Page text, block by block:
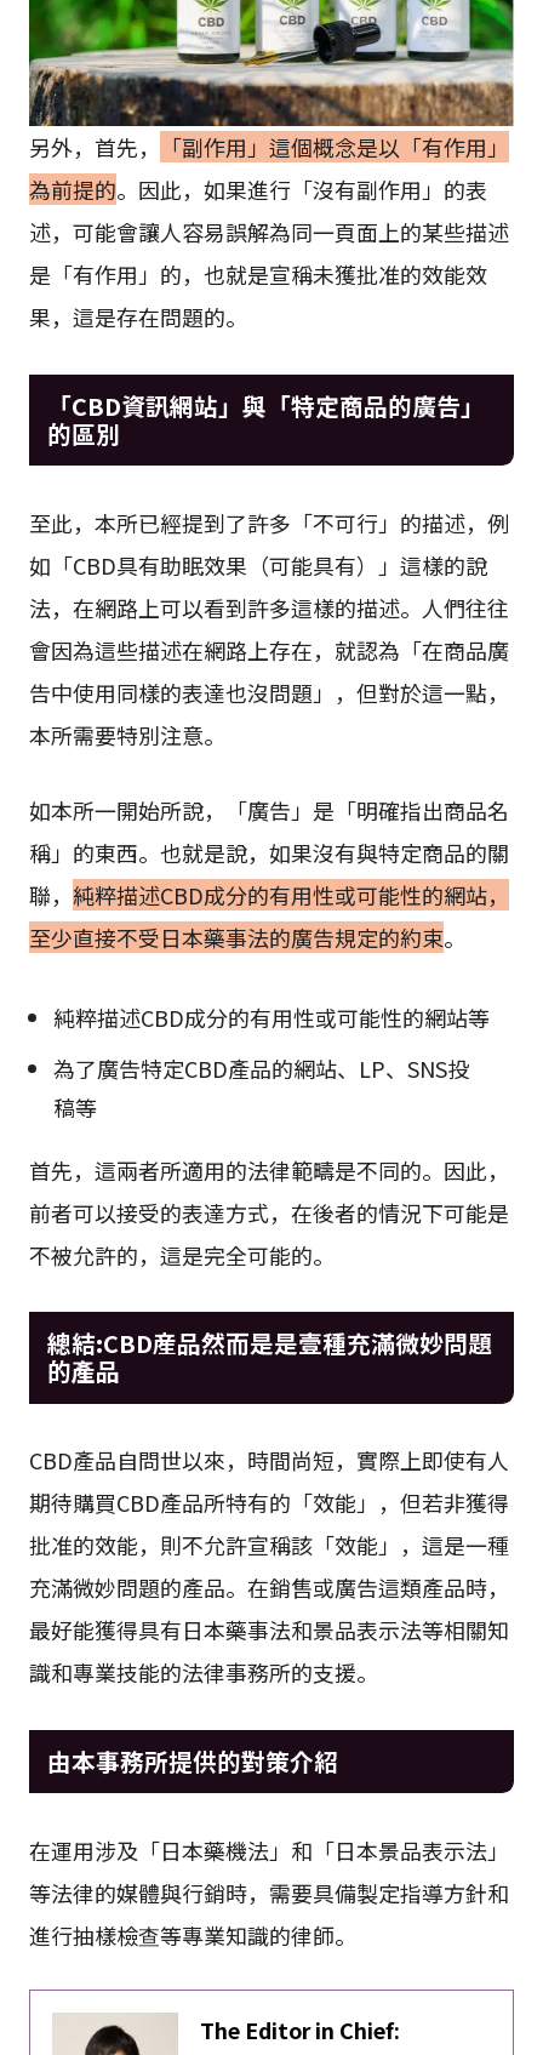
另外，首先，
「副作用」這個概念是以「有作用」
為前提的。因此，如果進行「沒有副作用」的表
述，可能會讓人容易誤解為同一頁面上的某些描述
是「有作用」的，也就是宣稱未獲批准的效能效
果，這是存在問題的。
「CBD資訊網站」與「特定商品的廣告」
的區別
至此，本所已經提到了許多「不可行」的描述，例
如「CBD具有助眠效果（可能具有）」這樣的說
法，在網路上可以看到許多這樣的描述。人們往往
會因為這些描述在網路上存在，就認為「在商品廣
告中使用同樣的表達也沒問題」，但對於這一點，
本所需要特別注意。
如本所一開始所說，「廣告」是「明確指出商品名
稱」的東西。也就是說，如果沒有與特定商品的關
聯， 純粹描述CBD成分的有用性或可能性的網站，
至少直接不受日本藥事法的廣告規定的約束。
純粹描述CBD成分的有用性或可能性的網站等
為了廣告特定CBD產品的網站、LP、SNS投
稿等
首先，這兩者所適用的法律範疇是不同的。因此，
前者可以接受的表達方式，在後者的情況下可能是
不被允許的，這是完全可能的。
總結:CBD産品然而是是壹種充滿微妙問題
的產品
CBD產品自問世以來，時間尚短，實際上即使有人
期待購買CBD產品所特有的「效能」，但若非獲得
批准的效能，則不允許宣稱該「效能」，這是一種
充滿微妙問題的產品。在銷售或廣告這類產品時，
最好能獲得具有日本藥事法和景品表示法等相關知
識和專業技能的法律事務所的支援。
由本事務所提供的對策介紹
在運用涉及「日本藥機法」和「日本景品表示法」
等法律的媒體與行銷時，需要具備製定指導方針和
進行抽樣檢查等專業知識的律師。
The Editor in Chief: